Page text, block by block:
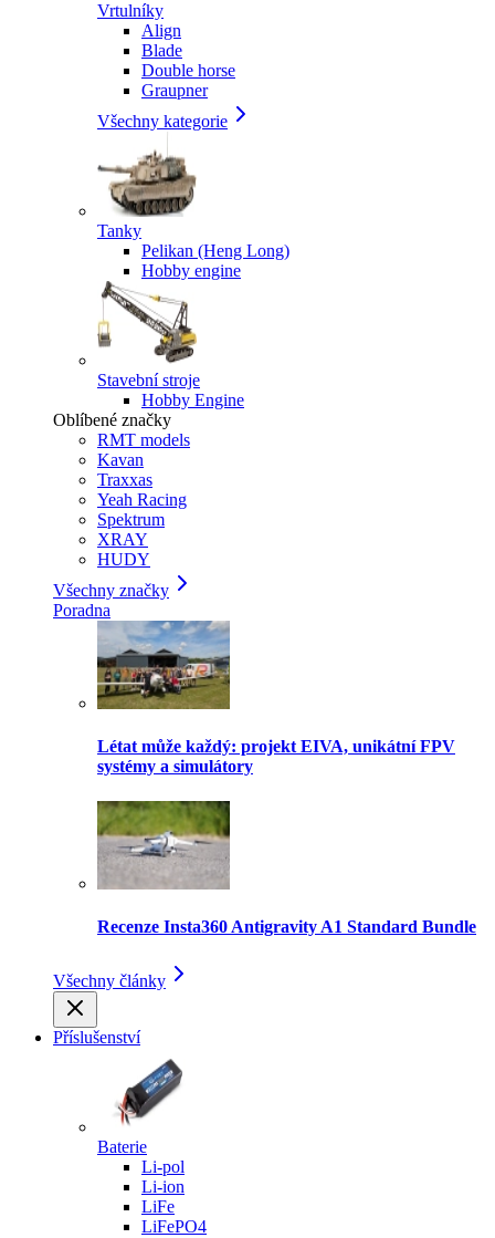
Vrtulníky
Align
Blade
Double horse
Graupner
Všechny kategorie
Tanky
Pelikan (Heng Long)
Hobby engine
Stavební stroje
Hobby Engine
Oblíbené značky
RMT models
Kavan
Traxxas
Yeah Racing
Spektrum
XRAY
HUDY
Všechny značky
Poradna
Létat může každý: projekt EIVA, unikátní FPV
systémy a simulátory
Recenze Insta360 Antigravity A1 Standard Bundle
Všechny články
Příslušenství
Baterie
Li-pol
Li-ion
LiFe
LiFePO4